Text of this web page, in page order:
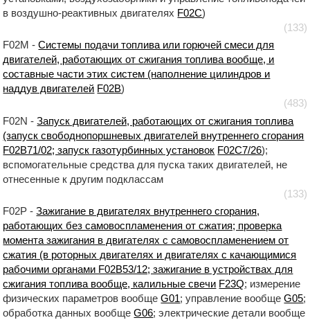
в воздушно-реактивных двигателях F02C)
(133)
F02M -Системы подачи топлива или горючей смеси для
двигателей, работающих от сжигания топлива вообще, и
составные части этих систем (наполнение цилиндров и
наддув двигателей F02B)
(483)
F02N -Запуск двигателей, работающих от сжигания топлива
(запуск свободнопоршневых двигателей внутреннего сгорания
F02B71/02; запуск газотурбинных установок F02C7/26);
вспомогательные средства для пуска таких двигателей, не
отнесенные к другим подклассам
(133)
F02P -Зажигание в двигателях внутреннего сгорания,
работающих без самовоспламенения от сжатия; проверка
момента зажигания в двигателях с самовоспламенением от
сжатия (в роторных двигателях и двигателях с качающимися
рабочими органами F02B53/12; зажигание в устройствах для
сжигания топлива вообще, калильные свечи F23Q; измерение
физических параметров вообщеG01; управление вообщеG05;
обработка данных вообщеG06; электрические детали вообще